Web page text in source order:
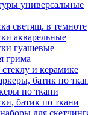
универсальные
светящ. в темноте
акварельные
гуашевые
грима
и керамике
батик по
по ткани
батик по ткани
для